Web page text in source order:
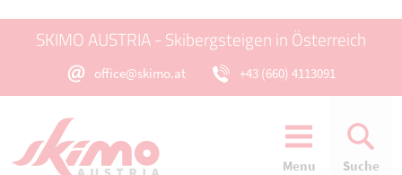
SKIMO AUSTRIA - Skibergsteigen in Österreich
office@skimo.at +43 (660) 4113091
Menu Suche